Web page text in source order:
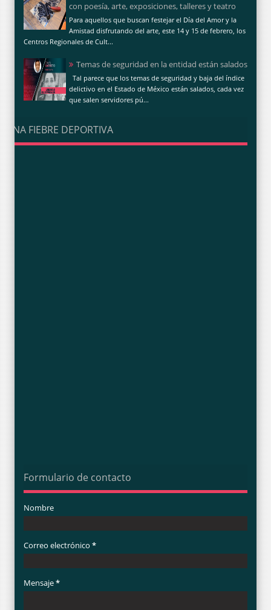
con poesía, arte, exposiciones, talleres y teatro
Para aquellos que buscan festejar el Día del Amor y la
Amistad disfrutando del arte, este 14 y 15 de febrero, los
Centros Regionales de Cult...
Temas de seguridad en la entidad están salados
Tal parece que los temas de seguridad y baja del índice
delictivo en el Estado de México están salados, cada vez
que salen servidores pú...
UNA FIEBRE DEPORTIVA
Formulario de contacto
Nombre
Correo electrónico *
Mensaje*